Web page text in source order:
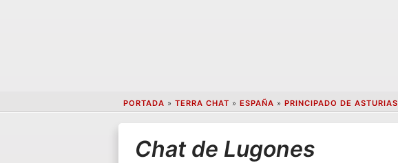
PORTADA » TERRA CHAT » ESPAÑA » PRINCIPADO DE ASTURIAS
Chat de Lugones